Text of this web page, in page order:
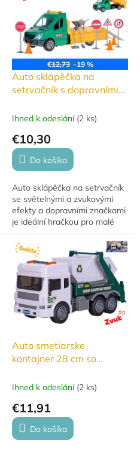
€12,73 –19 %
Auto sklápěčka na
setrvačník s dopravními
Ihned k odeslání (2 ks)
€10,30
Do košíka
Auto sklápěčka na setrvačník
se světelnými a zvukovými
efekty a dopravními značkami
je ideální hračkou pro malé
stavitele. Rozměr auta je 27
cm a je vyrobeno z odolného
plastu....
Auto smetiarske
kontajner 28 cm so
Ihned k odeslání (2 ks)
€11,91
Do košíka